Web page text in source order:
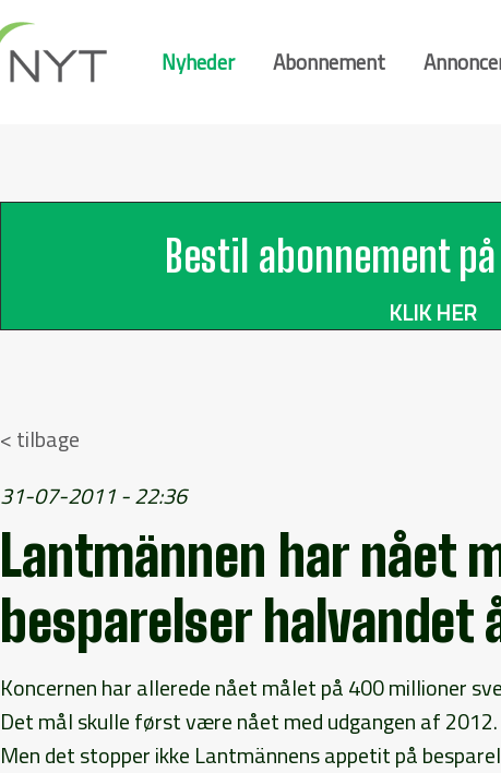
Nyheder Abonnement
Bestil abonnement
KLIK HER
< tilbage
31-07-2011 - 22:36
Lantmännen har nået
besparelser halvandet
Koncernen har allerede nået målet på 400 millioner
Det mål skulle først være nået med udgangen af 2012.
Men det stopper ikke Lantmännens appetit på